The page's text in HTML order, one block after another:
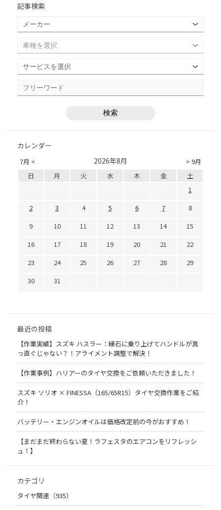
記事検索
カレンダー
7月 < > 9月
2026年8月
日 月 火 水 木 金
土
1
2
3 4 5 6 7
8
9
10 11 12 13 14
15
16
17 18 19 20 21
22
23
24 25 26 27 28
29
30
31
最近の投稿
【作業実績】スズキ ハスラー：縁石に乗り上げてハンドルが真
っ直ぐじゃない？！アライメント調整で解決！
【作業事例】ハリアーのタイヤ交換をご依頼いただきました！
スズキ ソリオ × FINESSA（165/65R15）タイヤ交換作業をご紹
介！
バッテリー・エンジンオイルは価格改定前の今がおすすめ！
【まだまだ終わらない夏！ラフェスタのエアコンをリフレッシ
ュ！】
カテゴリ
タイヤ関連（935）